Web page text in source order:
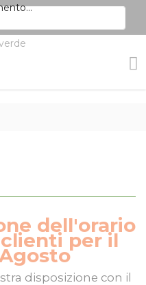
dell'orario
per il
disposizione con il